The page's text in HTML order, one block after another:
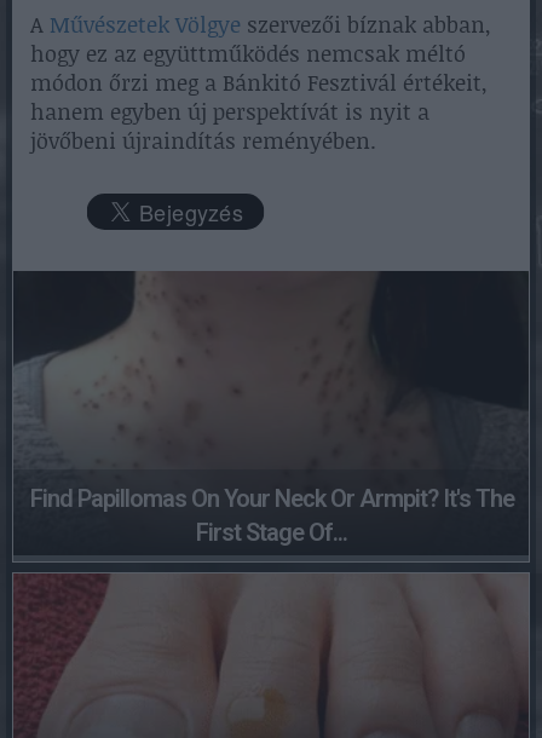
A Művészetek Völgye szervezői bíznak abban,
hogy ez az együttműködés nemcsak méltó
módon őrzi meg a Bánkitó Fesztivál értékeit,
hanem egyben új perspektívát is nyit a
jövőbeni újraindítás reményében.
Find Papillomas On Your Neck Or Armpit? It's The
First Stage Of...